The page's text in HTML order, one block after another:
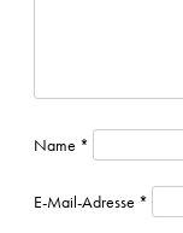
Name *
E-Mail-Adresse *